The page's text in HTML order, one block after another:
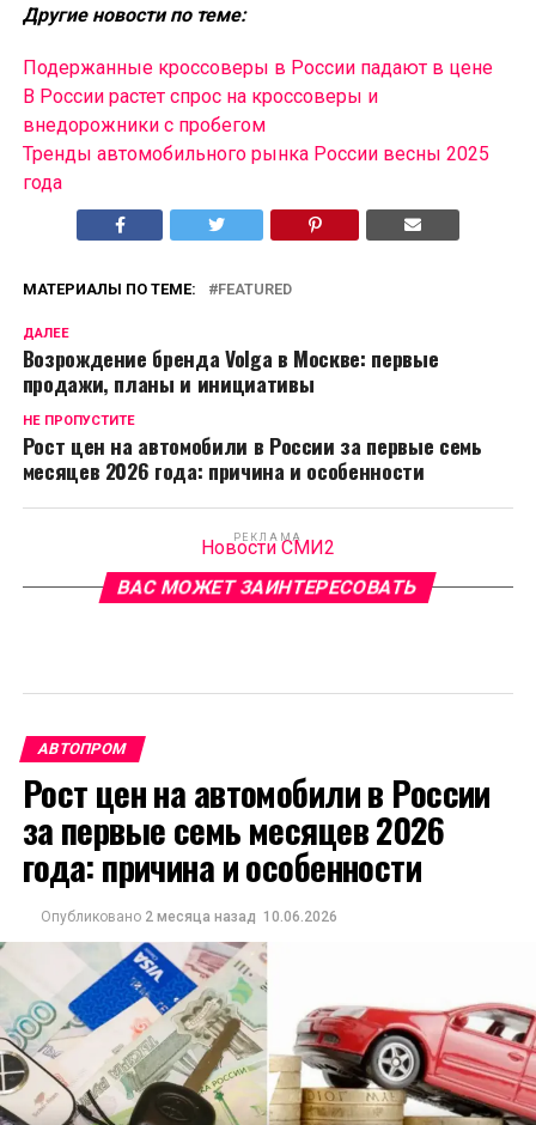
Другие новости по теме:
Подержанные кроссоверы в России падают в цене
В России растет спрос на кроссоверы и
внедорожники с пробегом
Тренды автомобильного рынка России весны 2025
года
МАТЕРИАЛЫ ПО ТЕМЕ: FEATURED
ДАЛЕЕ
Возрождение бренда Volga в Москве: первые
продажи, планы и инициативы
НЕ ПРОПУСТИТЕ
Рост цен на автомобили в России за первые семь
месяцев 2026 года: причина и особенности
РЕКЛАМА
Новости СМИ2
ВАС МОЖЕТ ЗАИНТЕРЕСОВАТЬ
АВТОПРОМ
Рост цен на автомобили в России
за первые семь месяцев 2026
года: причина и особенности
Опубликовано 2 месяца назад 10.06.2026